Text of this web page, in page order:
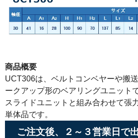
商品概要
UCT306は、ベルトコンベヤーや搬
ークアップ形のベアリングユニットで
スライドユニットと組み合わせて張
単体品です。
ご注文後、２～３営業日で